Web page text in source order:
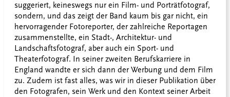
suggeriert, keineswegs nur ein Film- und Porträtfotograf,
sondern, und das zeigt der Band kaum bis gar nicht, ein
hervorragender Fotoreporter, der zahlreiche Reportagen
zusammenstellte, ein Stadt-, Architektur- und
Landschaftsfotograf, aber auch ein Sport- und
Theaterfotograf. In seiner zweiten Berufskarriere in
England wandte er sich dann der Werbung und dem Film
zu. Zudem ist fast alles, was wir in dieser Publikation über
den Fotografen, sein Werk und den Kontext seiner Arbeit